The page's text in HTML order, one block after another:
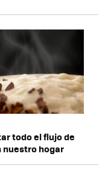
todo el flujo de
hogar